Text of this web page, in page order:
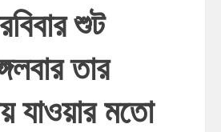
শুট
তার
যাওয়ার মতো